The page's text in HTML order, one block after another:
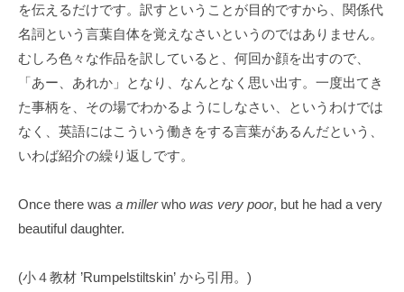
差
異
」
を
し
っ
か
る
を伝えるだけです。訳すということが目的ですから、関係代
名詞という言葉自体を覚えなさいというのではありません。
むしろ色々な作品を訳していると、何回か顔を出すので、
「あー、あれか」となり、なんとなく思い出す。一度出てき
た事柄を、その場でわかるようにしなさい、というわけでは
なく、英語にはこういう働きをする言葉があるんだという、
いわば紹介の繰り返しです。
Once there was a millerwho was very poor, but he had a very
beautiful daughter.
(小４教材 ’Rumpelstiltskin’ から引用。)